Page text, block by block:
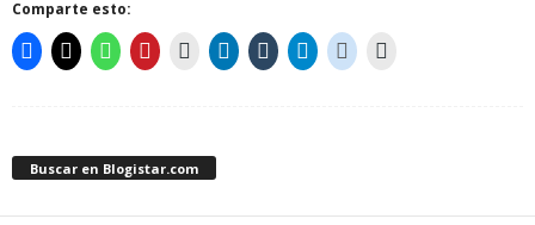
Comparte esto:
Buscar en Blogistar.com